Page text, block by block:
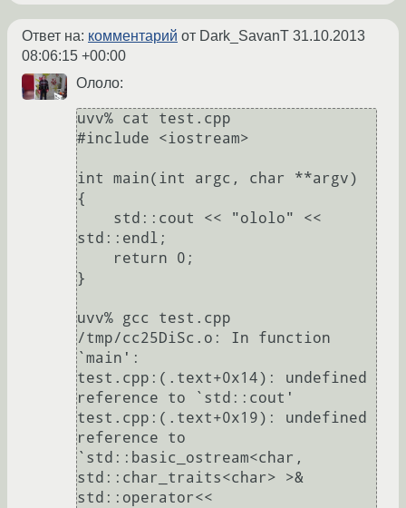
Ответ на: комментарий от Dark_SavanT 31.10.2013
08:06:15 +00:00
Ололо:
uvv% cat test.cpp
#include <iostream>
int main(int argc, char **argv)
{
std::endl;
}
uvv% gcc test.cpp
/tmp/cc25DiSc.o: In function
`main':
test.cpp:(.text+0x14): undefined
reference to `std::cout'
test.cpp:(.text+0x19): undefined
reference to
`std::basic_ostream<char,
std::char_traits<char> >&
std::operator<<